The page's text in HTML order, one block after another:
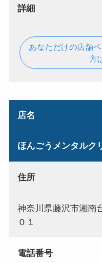
詳細
あなただけの店舗
方
店名
ほんごうメンタルク
住所
神奈川県藤沢市湘南
０１
電話番号